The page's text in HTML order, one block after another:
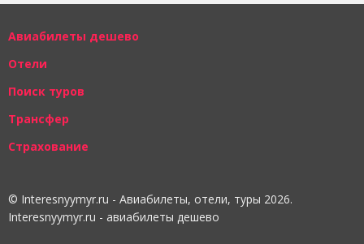
Авиабилеты дешево
Отели
Поиск туров
Трансфер
Страхование
© Interesnyymyr.ru - Авиабилеты, отели, туры 2026.
Interesnyymyr.ru - авиабилеты дешево